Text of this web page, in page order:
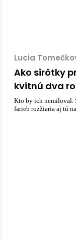
Lucia
Ako sirôtky
kvitnú dva
Kto by ich nemiloval.
farieb rozžiaria aj tú